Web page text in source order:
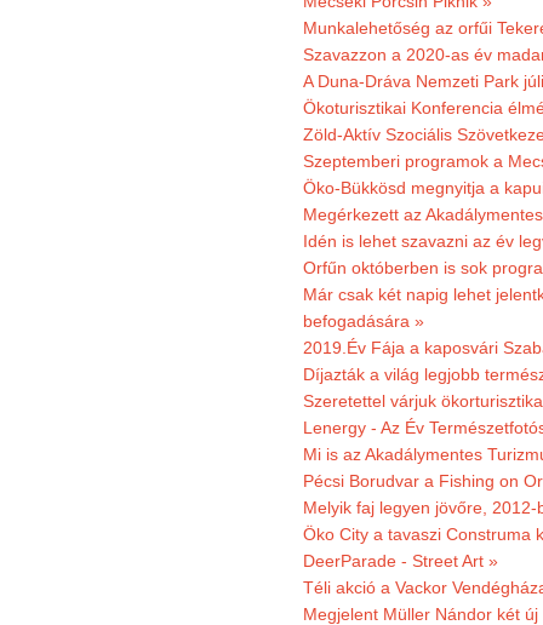
Munkalehetőség az orfűi
Szavazzon a 2020-as év
A Duna-Dráva Nemzeti Park
Ökoturisztikai Konferencia
Zöld-Aktív Szociális
Szeptemberi programok a
Öko-Bükkösd megnyitja a
Megérkezett az
Idén is lehet szavazni az év
Orfűn októberben is sok
Már csak két napig lehet
befogadására »
2019.Év Fája a kaposvári
Díjazták a világ legjobb
Szeretettel várjuk
Lenergy - Az Év
Mi is az Akadálymentes
Pécsi Borudvar a Fishing on
Melyik faj legyen jövőre,
Öko City a tavaszi Construma
DeerParade - Street Art »
Téli akció a Vackor
Megjelent Müller Nándor két